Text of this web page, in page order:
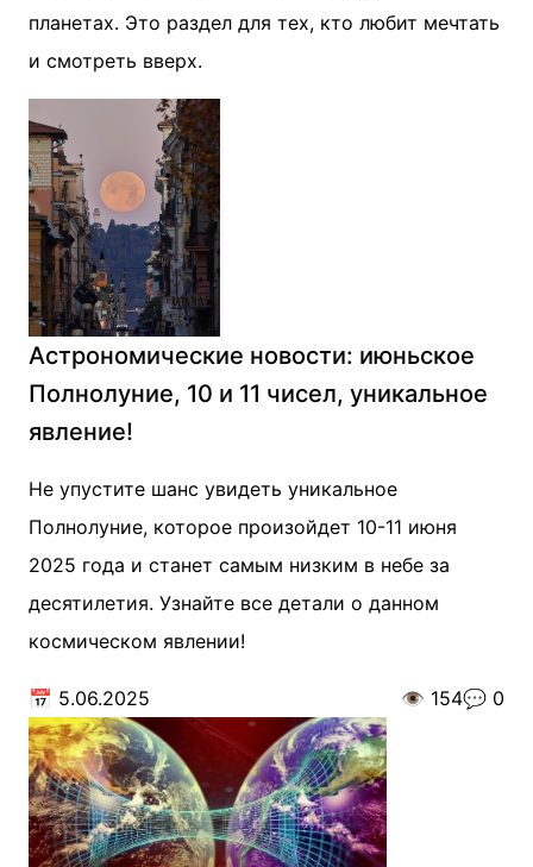
планетах. Это раздел для тех, кто любит мечтать
и смотреть вверх.
Астрономические новости: июньское
Полнолуние, 10 и 11 чисел, уникальное
явление!
Не упустите шанс увидеть уникальное
Полнолуние, которое произойдет 10-11 июня
2025 года и станет самым низким в небе за
десятилетия. Узнайте все детали о данном
космическом явлении!
📅 5.06.2025 👁️ 154💬 0